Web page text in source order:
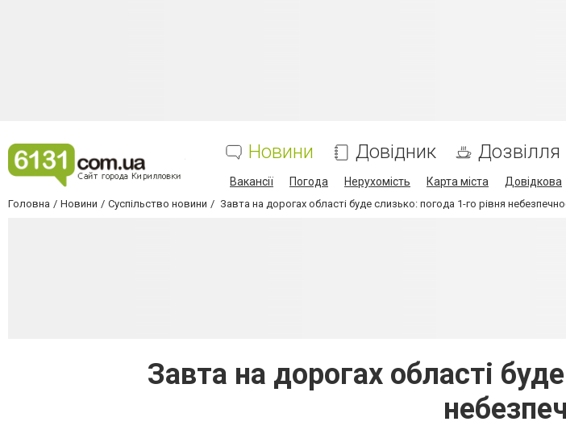
Новини Довідник Дозвілля
Вакансії Погода Нерухомість Карта міста Довідкова
Головна Новини Суспільство новини Завта на дорогах області буде слизько: погода 1-го рівня
Завта на дорогах області